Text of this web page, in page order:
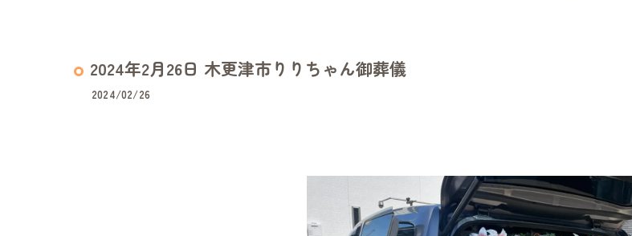
2024年2月26日 木更津市りりちゃん御葬儀
2024/02/26